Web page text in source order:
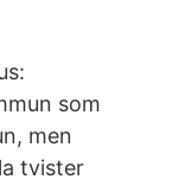
som
men
tvister